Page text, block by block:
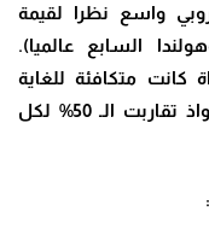
واسع نظرا لقيمة
السابع عالميا).
كانت متكافئة للغاية
وتكتيكية من الطراز الأول بنسبة استحواذ تقاربت الـ 50% لكل